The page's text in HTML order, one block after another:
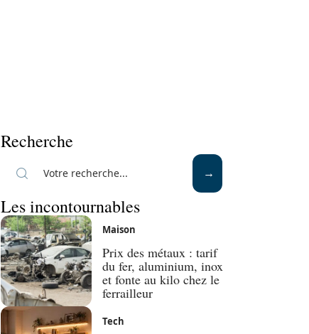
Recherche
Les incontournables
Maison
Prix des métaux : tarif
du fer, aluminium, inox
et fonte au kilo chez le
ferrailleur
Tech